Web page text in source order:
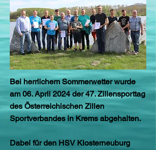
Bei herrlichem Sommerwetter wurde
am 06. April 2024 der 47. Zillensporttag
des Österreichischen Zillen
Sportverbandes in Krems abgehalten.
Dabei für den HSV Klosterneuburg